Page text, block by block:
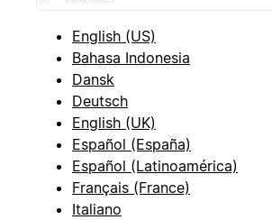
English (US)
Bahasa Indonesia
Dansk
Deutsch
English (UK)
Español (España)
Español (Latinoamérica)
Français (France)
Italiano